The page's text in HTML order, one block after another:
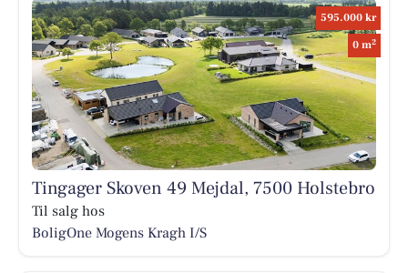
595.000 kr
0 m2
Tingager Skoven 49 Mejdal, 7500 Holstebro
Til salg hos
BoligOne Mogens Kragh I/S